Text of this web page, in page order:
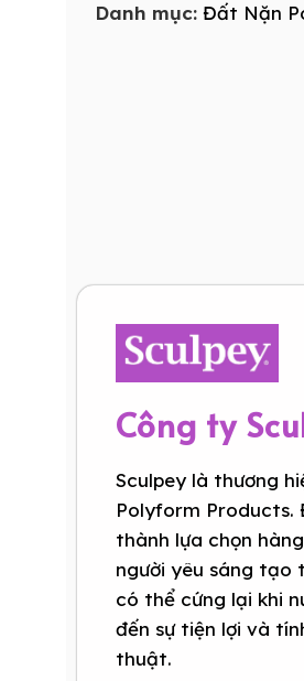
Danh mục: Đất Nặn
Công ty
Sculpey là thương
Polyform Products.
thành lựa chọn
người yêu sáng tạo
có thể cứng lại khi
đến sự tiện lợi và
thuật.